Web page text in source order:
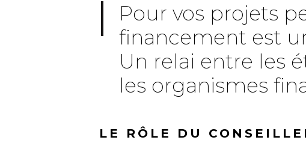
Pour vos projets
financement est
Un relai entre les
les organismes
LE RÔLE DU